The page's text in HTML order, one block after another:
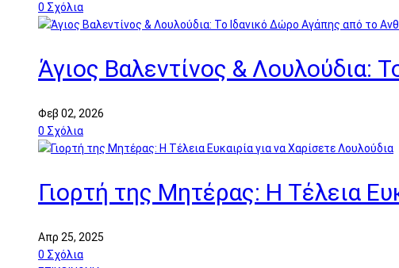
0 Σχόλια
Άγιος Βαλεντίνος & Λουλούδια:
Φεβ 02, 2026
0 Σχόλια
Γιορτή της Μητέρας: Η Τέλεια
Απρ 25, 2025
0 Σχόλια